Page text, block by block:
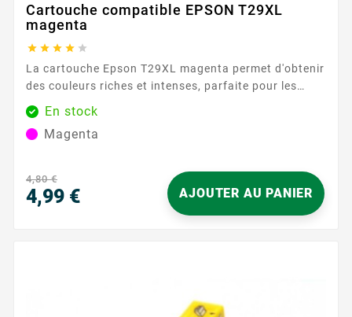
Cartouche compatible EPSON T29XL
magenta
    
La cartouche Epson T29XL magenta permet d'obtenir
des couleurs riches et intenses, parfaite pour les
graphiques et les documents nécessitant une
reproduction fidèle des couleurs. Sa capacité de 450
pages garantit une performance durable.
Capacité d'impression : 450...
En stock
Magenta
4,80 €
4,99 € AJOUTER AU PANIER